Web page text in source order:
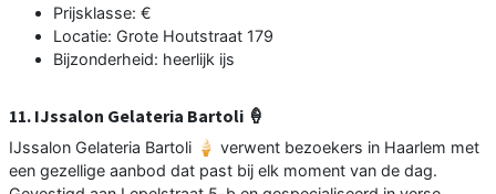
Prijsklasse: €
Locatie: Grote Houtstraat 179
Bijzonderheid: heerlijk ijs
11. IJssalon Gelateria Bartoli 🍦
IJssalon Gelateria Bartoli 🍦 verwent bezoekers in Haarlem met
een gezellige aanbod dat past bij elk moment van de dag.